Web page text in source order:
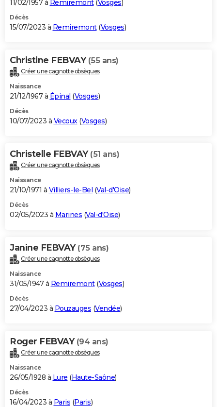
11/02/1957 à Remiremont(Vosges)
Décès
15/07/2023 à Remiremont(Vosges)
Christine FEBVAY (55 ans)
Créer une cagnotte obsèques
Naissance
21/12/1967 à Épinal (Vosges)
Décès
10/07/2023 à Vecoux(Vosges)
Christelle FEBVAY (51 ans)
Créer une cagnotte obsèques
Naissance
21/10/1971 à Villiers-le-Bel (Val-d'Oise)
Décès
02/05/2023 à Marines (Val-d'Oise)
Janine FEBVAY (75 ans)
Créer une cagnotte obsèques
Naissance
31/05/1947 à Remiremont(Vosges)
Décès
27/04/2023 à Pouzauges (Vendée)
Roger FEBVAY (94 ans)
Créer une cagnotte obsèques
Naissance
26/05/1928 à Lure (Haute-Saône)
Décès
16/04/2023 à Paris (Paris)